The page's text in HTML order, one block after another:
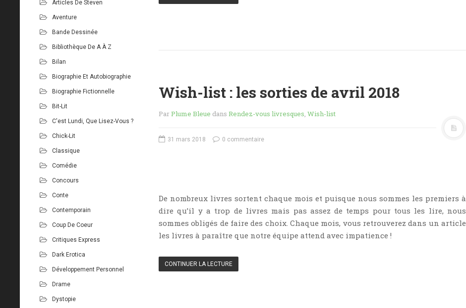
Articles De Steven
Aventure
Bande Dessinée
Bibliothèque De A À Z
Bilan
Biographie Et Autobiographie
Biographie Fictionnelle
Bit-Lit
C'est Lundi, Que Lisez-Vous ?
Chick-Lit
Classique
Comédie
Concours
Conte
Contemporain
Coup De Coeur
Critiques Express
Dark Erotica
Développement Personnel
Drame
Dystopie
Wish-list : les sorties de avril 2018
ParPlume Bleue dans Rendez-vous livresques, Wish-list
31 mars 2018 0 commentaire
De nombreux livres sortent chaque mois et puisque nous sommes les premiers à
dire qu’il y a trop de livres mais pas assez de temps pour tous les lire, nous
sommes obligés de faire des choix. Chaque mois, vous retrouverez dans un article
les livres à paraître que notre équipe attend avec impatience !
CONTINUER LA LECTURE